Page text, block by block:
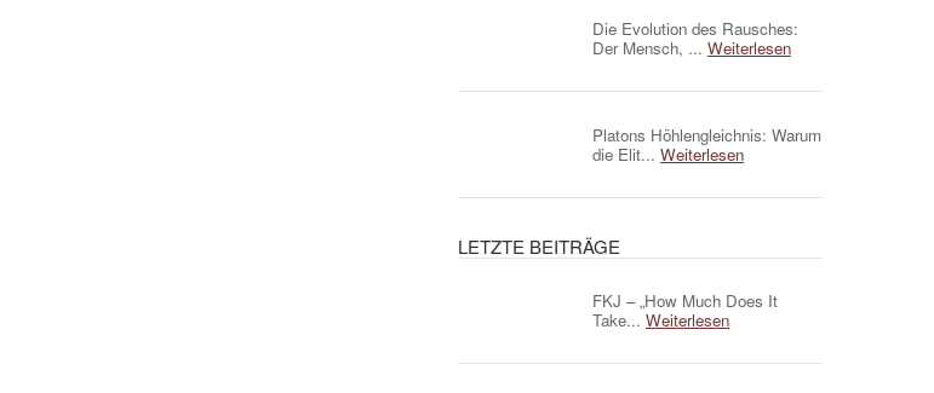
Die Evolution des Rausches:
Der Mensch, ... Weiterlesen
Platons Höhlengleichnis: Warum
die Elit... Weiterlesen
LETZTE BEITRÄGE
FKJ – „How Much Does It
Take... Weiterlesen